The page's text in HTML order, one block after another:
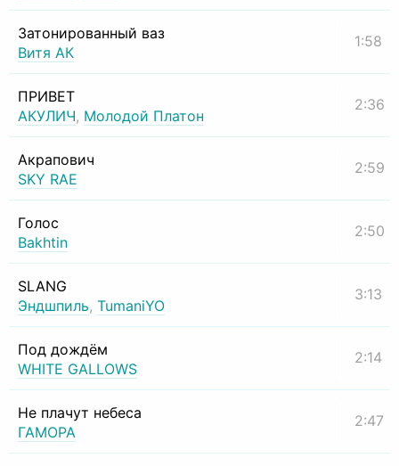
Затонированный ваз
Витя АК
1:58
ПРИВЕТ
АКУЛИЧ, Молодой Платон
2:36
Акрапович
SKY RAE
2:59
Голос
Bakhtin
2:50
SLANG
Эндшпиль, TumaniYO
3:13
Под дождём
WHITE GALLOWS
2:14
Не плачут небеса
ГАМОРА
2:47